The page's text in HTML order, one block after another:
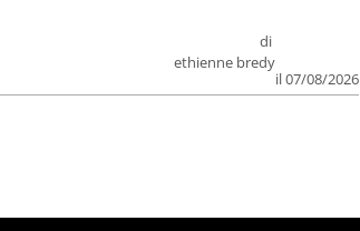
di
ethienne bredy
il 07/08/2026